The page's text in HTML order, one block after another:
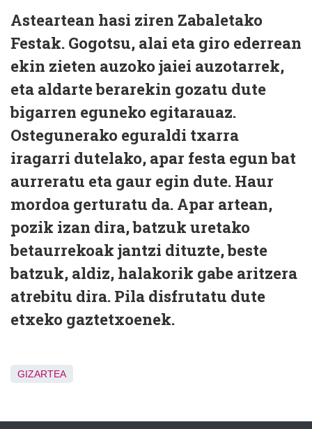
Asteartean hasi ziren Zabaletako
Festak. Gogotsu, alai eta giro ederrean
ekin zieten auzoko jaiei auzotarrek,
eta aldarte berarekin gozatu dute
bigarren eguneko egitarauaz.
Ostegunerako eguraldi txarra
iragarri dutelako, apar festa egun bat
aurreratu eta gaur egin dute. Haur
mordoa gerturatu da. Apar artean,
pozik izan dira, batzuk uretako
betaurrekoak jantzi dituzte, beste
batzuk, aldiz, halakorik gabe aritzera
atrebitu dira. Pila disfrutatu dute
etxeko gaztetxoenek.
GIZARTEA